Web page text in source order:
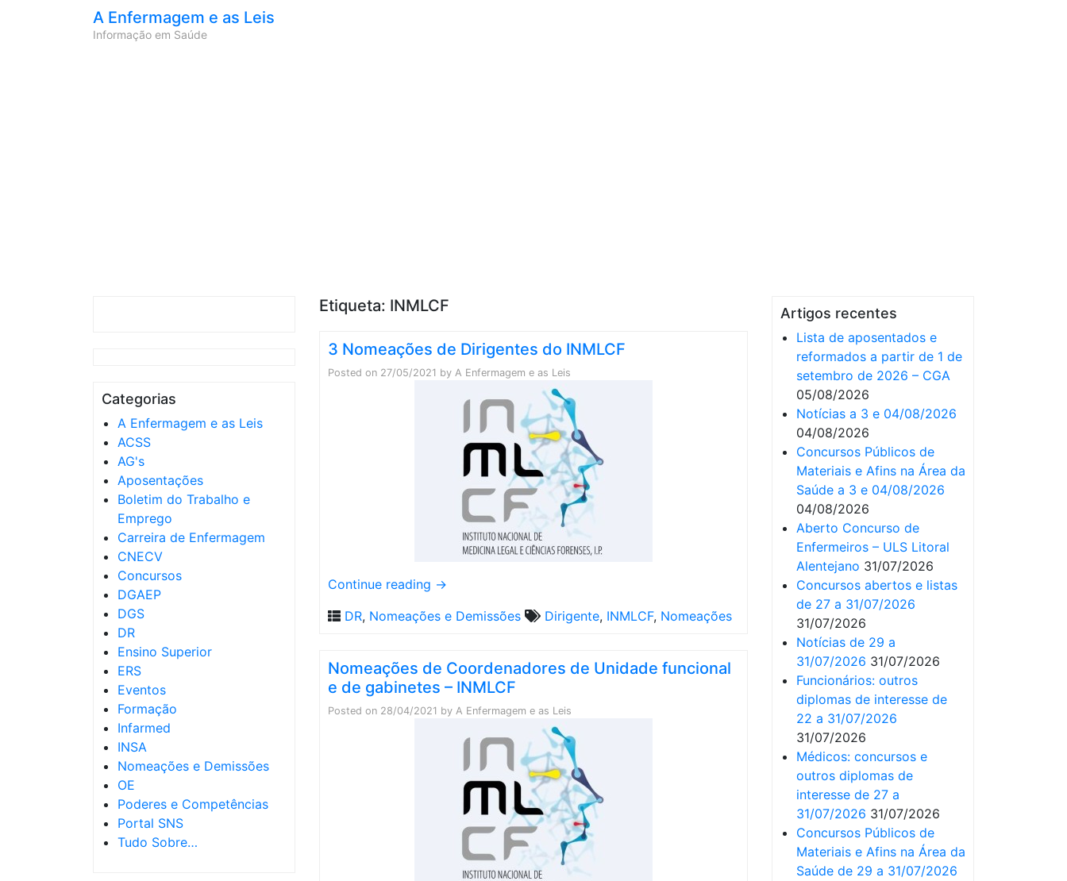
A Enfermagem e as Leis
Informação em Saúde
Categorias
A Enfermagem e as Leis
ACSS
AG's
Aposentações
Boletim do Trabalho e
Emprego
Carreira de Enfermagem
CNECV
Concursos
DGAEP
DGS
DR
Ensino Superior
ERS
Eventos
Formação
Infarmed
INSA
Nomeações e Demissões
OE
Poderes e Competências
Portal SNS
Tudo Sobre…
Etiqueta: INMLCF
3 Nomeações de Dirigentes do INMLCF
Posted on 27/05/2021 by A Enfermagem e as Leis
Continue reading →
DR, Nomeações e Demissões Dirigente, INMLCF, Nomeações
Nomeações de Coordenadores de Unidade funcional
e de gabinetes – INMLCF
Posted on 28/04/2021 by A Enfermagem e as Leis
Artigos recentes
Lista de aposentados e
reformados a partir de 1 de
setembro de 2026 – CGA
05/08/2026
Notícias a 3 e 04/08/2026
04/08/2026
Concursos Públicos de
Materiais e Afins na Área da
Saúde a 3 e 04/08/2026
04/08/2026
Aberto Concurso de
Enfermeiros – ULS Litoral
Alentejano 31/07/2026
Concursos abertos e listas
de 27 a 31/07/2026
31/07/2026
Notícias de 29 a
31/07/2026 31/07/2026
Funcionários: outros
diplomas de interesse de
22 a 31/07/2026
31/07/2026
Médicos: concursos e
outros diplomas de
interesse de 27 a
31/07/2026 31/07/2026
Concursos Públicos de
Materiais e Afins na Área da
Saúde de 29 a 31/07/2026